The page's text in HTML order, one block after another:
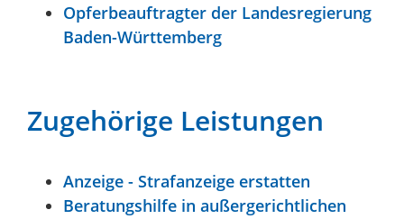
Opferbeauftragter der Landesregierung
Baden-Württemberg
Zugehörige Leistungen
Anzeige - Strafanzeige erstatten
Beratungshilfe in außergerichtlichen